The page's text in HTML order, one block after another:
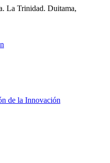
La Trinidad. Duitama,
de la Innovación